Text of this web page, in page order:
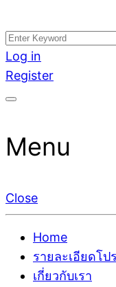
Skip
to
content
อสังหาโพสต์ รีวิวเ
ติดGoogleหน้าแรกไ
รับจ้างโพสอสังหา
เดียว ที่กล้าการันตี
Search
for:
Log in
Register
Menu
Close
Home
รายละเอียดโ
เกี่ยวกับเรา